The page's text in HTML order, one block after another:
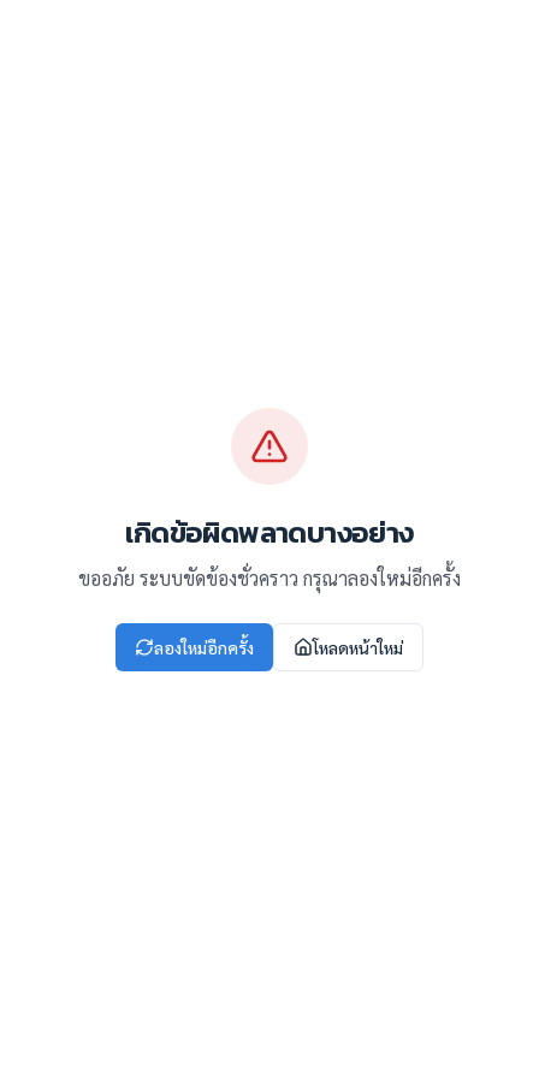
เกิดข้อผิดพลาดบางอย่าง
ขออภัย ระบบขัดข้องชั่วคราว กรุณาลองใหม่อีกครั้ง
ลองใหม่อีกครั้ง โหลดหน้าใหม่